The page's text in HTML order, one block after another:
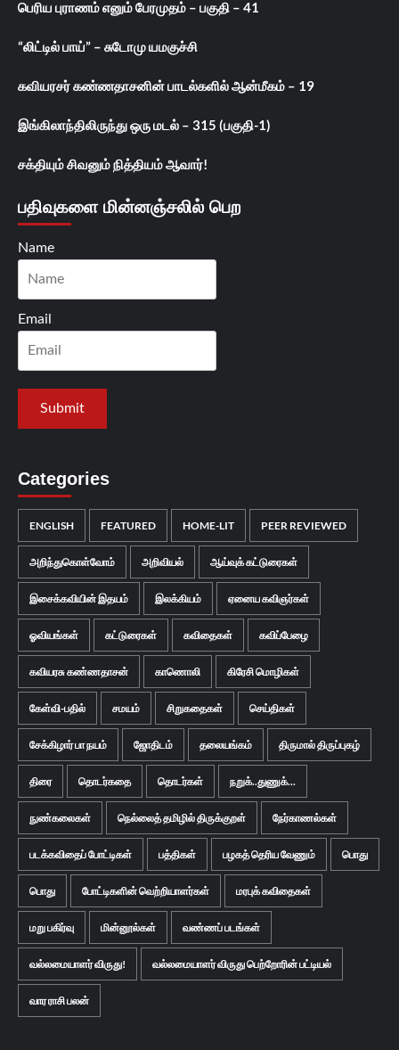
பெரிய புராணம் எனும் பேரமுதம் – பகுதி – 41
“லிட்டில் பாய்” – சுடோமு யமகுச்சி
கவியரசர் கண்ணதாசனின் பாடல்களில் ஆன்மீகம் – 19
இங்கிலாந்திலிருந்து ஒரு மடல் – 315 (பகுதி-1)
சக்தியும் சிவனும் நித்தியம் ஆவார்!
பதிவுகளை மின்னஞ்சலில் பெற
Name
Email
Categories
ENGLISH FEATURED HOME-LIT PEER REVIEWED
அறிந்துகொள்வோம் அறிவியல் ஆய்வுக் கட்டுரைகள்
இசைக்கவியின் இதயம் இலக்கியம் ஏனைய கவிஞர்கள்
ஓவியங்கள் கட்டுரைகள் கவிதைகள் கவிப்பேழை
கவியரசு கண்ணதாசன் காணொலி கிரேசி மொழிகள்
கேள்வி-பதில் சமயம் சிறுகதைகள் செய்திகள்
சேக்கிழார் பா நயம் ஜோதிடம் தலையங்கம் திருமால் திருப்புகழ்
திரை தொடர்கதை தொடர்கள் நறுக்..துணுக்...
நுண்கலைகள் நெல்லைத் தமிழில் திருக்குறள் நேர்காணல்கள்
படக்கவிதைப் போட்டிகள் பத்திகள் பழகத் தெரிய வேணும் பொது
பொது போட்டிகளின் வெற்றியாளர்கள் மரபுக் கவிதைகள்
மறு பகிர்வு மின்னூல்கள் வண்ணப் படங்கள்
வல்லமையாளர் விருது! வல்லமையாளர் விருது பெற்றோரின் பட்டியல்
வார ராசி பலன்